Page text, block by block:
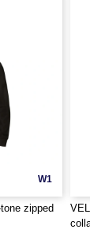
W1
zipped